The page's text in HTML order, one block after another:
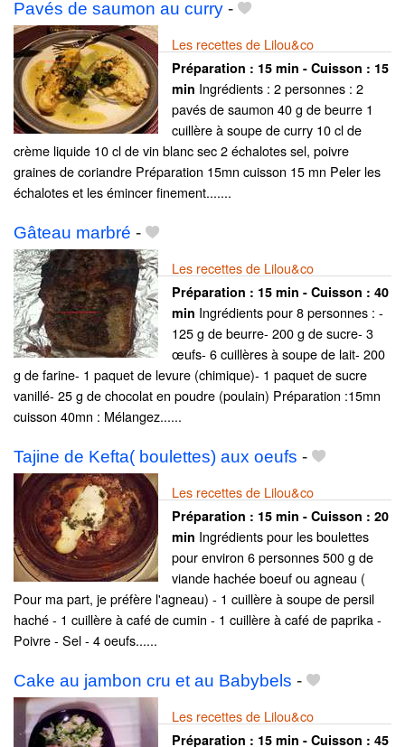
Pavés de saumon au curry -
Les recettes de Lilou&co
Préparation : 15 min - Cuisson : 15
min Ingrédients : 2 personnes : 2
pavés de saumon 40 g de beurre 1
cuillère à soupe de curry 10 cl de
crème liquide 10 cl de vin blanc sec 2 échalotes sel, poivre
graines de coriandre Préparation 15mn cuisson 15 mn Peler les
échalotes et les émincer finement.......
Gâteau marbré -
Les recettes de Lilou&co
Préparation : 15 min - Cuisson : 40
min Ingrédients pour 8 personnes : -
125 g de beurre- 200 g de sucre- 3
œufs- 6 cuillères à soupe de lait- 200
g de farine- 1 paquet de levure (chimique)- 1 paquet de sucre
vanillé- 25 g de chocolat en poudre (poulain) Préparation :15mn
cuisson 40mn : Mélangez......
Tajine de Kefta( boulettes) aux oeufs -
Les recettes de Lilou&co
Préparation : 15 min - Cuisson : 20
min Ingrédients pour les boulettes
pour environ 6 personnes 500 g de
viande hachée boeuf ou agneau (
Pour ma part, je préfère l'agneau) - 1 cuillère à soupe de persil
haché - 1 cuillère à café de cumin - 1 cuillère à café de paprika -
Poivre - Sel - 4 oeufs......
Cake au jambon cru et au Babybels -
Les recettes de Lilou&co
Préparation : 15 min - Cuisson : 45